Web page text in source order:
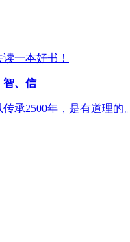
一本好书！
智、信
承2500年，是有道理的。